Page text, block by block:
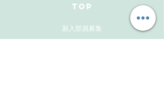
TOP
新入部員募集